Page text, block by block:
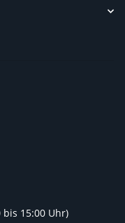
bis 15:00 Uhr)